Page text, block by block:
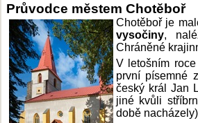
Průvodce městem Chotěboř
Chotěboř je
vysočiny,
Chráněné
V letošním
první písemné
český král Jan
jiné kvůli
době